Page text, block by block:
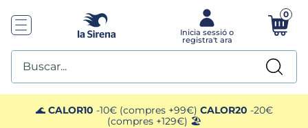
0
Buscar...
🌊 CALOR10 -10€ (compres +99€) CALOR20 -20€
(compres +129€) 🏖️
TOP SEARCHES